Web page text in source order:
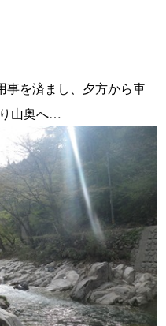
事を済まし、夕方から車
山奥へ…